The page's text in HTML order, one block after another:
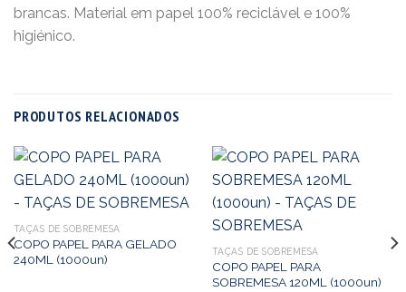
brancas. Material em papel 100% reciclável e 100%
higiénico.
PRODUTOS RELACIONADOS
TAÇAS DE SOBREMESA
COPO PAPEL PARA GELADO
240ML (1000un)
TAÇAS DE SOBREMESA
COPO PAPEL PARA
SOBREMESA 120ML (1000un)